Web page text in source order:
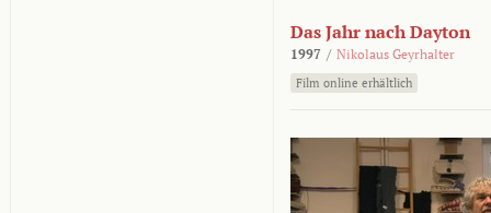
Das Jahr nach Dayton
1997 / Nikolaus Geyrhalter
Film online erhältlich